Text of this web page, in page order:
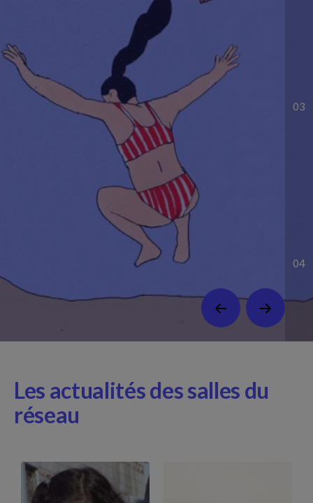
03
04
Les actualités des salles du
réseau